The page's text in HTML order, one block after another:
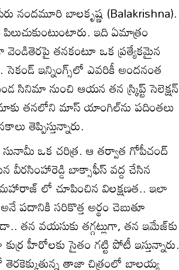
నందమూరి బాలకృష్ణ (Balakrishna).
ఇది ఏమాత్రం
తనకంటూ ఒక ప్రత్యేకమైన
ఇన్నింగ్స్‌లో ఎవరికీ అందనంత
సినిమా నుంచి ఆయన తన స్క్రిప్ట్ సెలెక్షన్
తనలోని మాస్ యాంగిల్‌ను పదింతలు
తెప్పిస్తున్నారు.
ఒక చరిత్ర. ఆ తర్వాత గోపీచంద్
వీరసింహారెడ్డి బాక్సాఫీస్ వద్ద చేసిన
మహారాజ్ లో చూపించిన విలక్షణత.. ఇలా
సరికొత్త అర్థం చెబుతూ
తన వయసుకు తగ్గట్లుగా, తన ఇమేజ్‌కు
హీరోలకు సైతం గట్టి పోటీ ఇస్తున్నారు.
తెరకెక్కుతున్న తాజా చిత్రంలో బాలయ్య